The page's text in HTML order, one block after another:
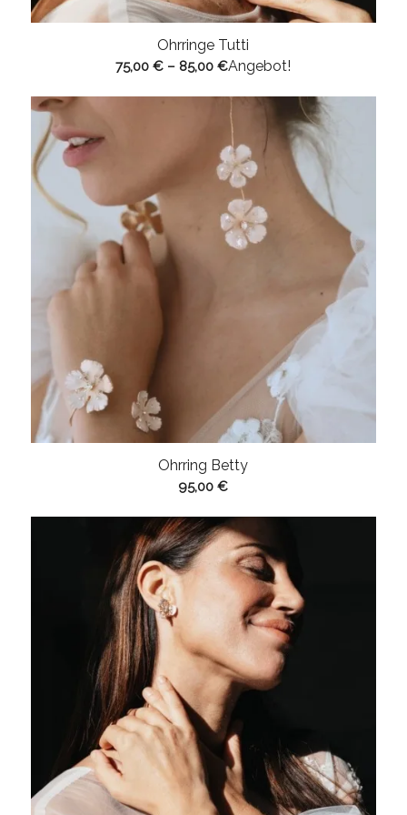
Ohrringe Tutti
75,00€ – 85,00€Angebot!
Ohrring Betty
95,00€